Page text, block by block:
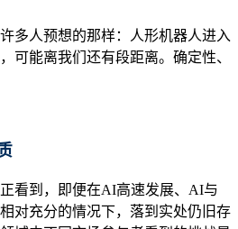
多人预想的那样：人形机器人进入
可能离我们还有段距离。确定性、
看到，即便在AI高速发展、AI与
对充分的情况下，落到实处仍旧存